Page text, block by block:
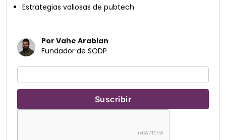
Estrategias valiosas de pubtech
Por Vahe Arabian
Fundador de SODP